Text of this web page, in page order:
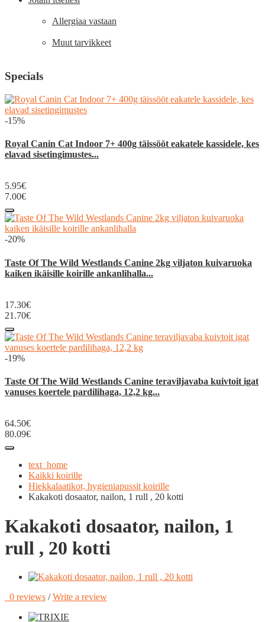
Allergiaa vastaan
Muut tarvikkeet
Specials
-15%
Royal Canin Cat Indoor 7+ 400g täissööt eakatele kassidele, kes
elavad sisetingimustes...
5.95€
7.00€
-20%
Taste Of The Wild Westlands Canine 2kg viljaton kuivaruoka
kaiken ikäisille koirille ankanlihalla...
17.30€
21.70€
-19%
Taste Of The Wild Westlands Canine teraviljavaba kuivtoit igat
vanuses koertele pardilihaga, 12,2 kg...
64.50€
80.09€
text_home
Kaikki koirille
Hiekkalaatikot, hygieniapussit koirille
Kakakoti dosaator, nailon, 1 rull , 20 kotti
Kakakoti dosaator, nailon, 1
rull , 20 kotti
0 reviews / Write a review